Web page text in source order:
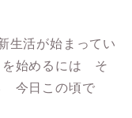
生活が始まってい
を始めるには そ
今日この頃で